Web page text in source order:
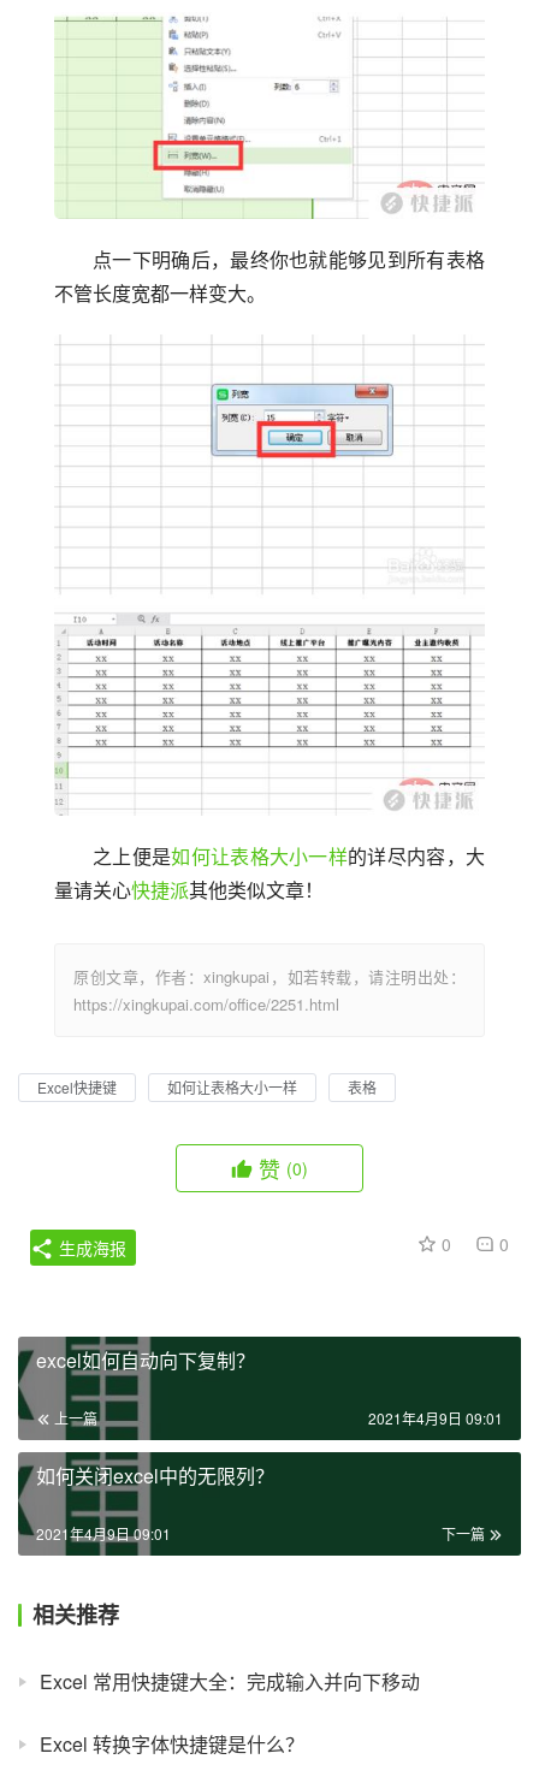
点一下明确后，最终你也就能够见到所有表格
不管长度宽都一样变大。
之上便是如何让表格大小一样的详尽内容，大
量请关心快捷派其他类似文章！
原创文章，作者：xingkupai，如若转载，请注明出处：
https://xingkupai.com/office/2251.html
Excel快捷键 如何让表格大小一样 表格
赞 (0)
0 0
生成海报
excel如何自动向下复制？
上一篇 2021年4月9日 09:01
如何关闭excel中的无限列？
下一篇
2021年4月9日 09:01
相关推荐
Excel 常用快捷键大全：完成输入并向下移动
Excel 转换字体快捷键是什么？